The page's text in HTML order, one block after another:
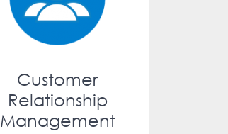
Customer
Relationship
Management